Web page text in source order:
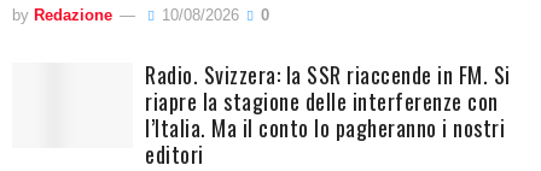
by Redazione 10/08/2026 0
Radio. Svizzera: la SSR riaccende in FM. Si
riapre la stagione delle interferenze con
l’Italia. Ma il conto lo pagheranno i nostri
editori